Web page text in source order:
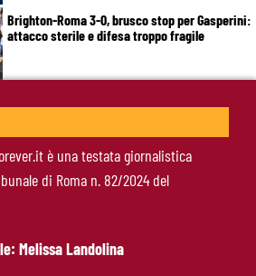
Brighton-Roma 3-0, brusco stop per Gasperini:
attacco sterile e difesa troppo fragile
McKennie sorprende tutti: “Il mio idolo era
è una testata giornalistica
di Roma n. 82/2024 del
Melissa Landolina